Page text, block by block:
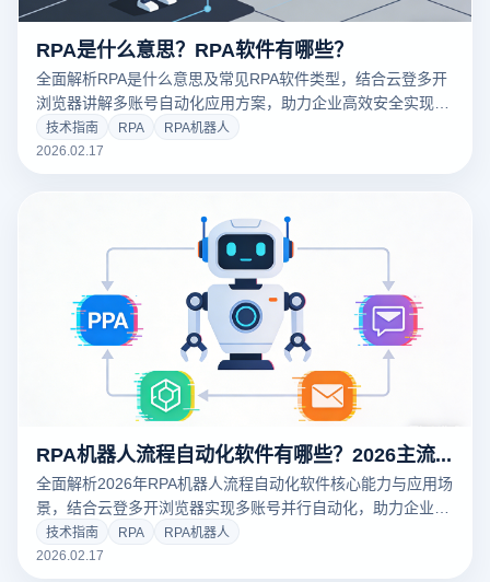
RPA是什么意思？RPA软件有哪些？
全面解析RPA是什么意思及常见RPA软件类型，结合云登多开
浏览器讲解多账号自动化应用方案，助力企业高效安全实现流
程自动化。
技术指南 RPA
RPA机器人
2026.02.17
RPA机器人流程自动化软件有哪些？2026主流产品全面测评
全面解析2026年RPA机器人流程自动化软件核心能力与应用场
景，结合云登多开浏览器实现多账号并行自动化，助力企业安
全高效落地流程自动化。
技术指南 RPA
RPA机器人
2026.02.17